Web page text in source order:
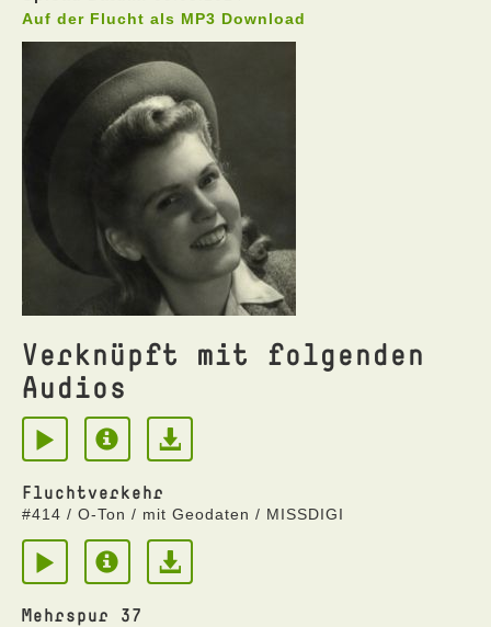
Auf der Flucht als MP3 Download
Verknüpft mit folgenden
Audios
Fluchtverkehr
#414 / O-Ton / mit Geodaten / MISSDIGI
Mehrspur 37